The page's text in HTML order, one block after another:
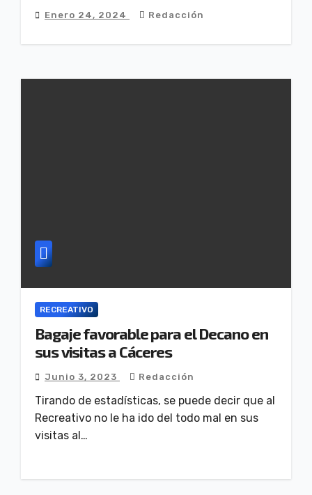
Enero 24, 2024 Redacción
RECREATIVO
Bagaje favorable para el Decano en
sus visitas a Cáceres
Junio 3, 2023 Redacción
Tirando de estadísticas, se puede decir que al
Recreativo no le ha ido del todo mal en sus
visitas al…